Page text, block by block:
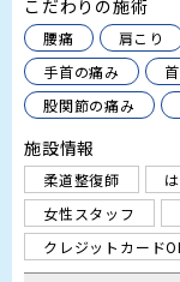
こだわりの施術
腰痛 肩こり
手首の痛み
股関節の痛み
施設情報
柔道整復師
女性スタッフ
クレジットカード